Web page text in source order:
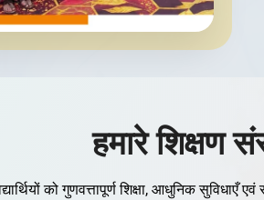
हमारे शिक्षण
को गुणवत्तापूर्ण शिक्षा, आधुनिक